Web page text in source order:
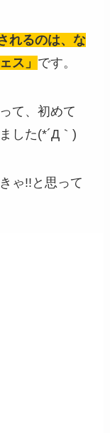
れるのは、な
ス」 です。
て、初めて
した(*´Д｀)
ゃ!!と思って